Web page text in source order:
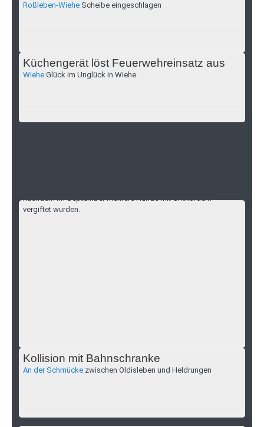
Roßleben-Wiehe Scheibe eingeschlagen
Küchengerät löst Feuerwehreinsatz aus
Wiehe Glück im Unglück in Wiehe
nachdem im September mehrere Hunde mit Giftkördern
vergiftet wurden.
Kollision mit Bahnschranke
An der Schmücke zwischen Oldisleben und Heldrungen